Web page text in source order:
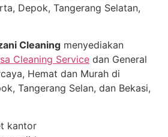
Depok, Tangerang Selatan,
Cleaning menyediakan
Cleaning Service dan General
Hemat dan Murah di
Tangerang Selan, dan Bekasi,
kantor